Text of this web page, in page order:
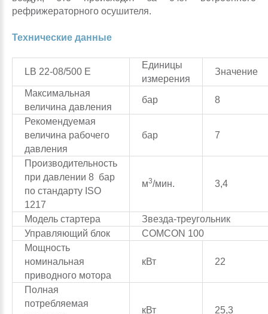
рефрижераторного осушителя.
Технические данные
LB 22-08/500 Е
Единицы
измерения
Значение
Максимальная
величина давления
бар 8
Рекомендуемая
величина рабочего
давления
бар 7
Производительность
при давлении 8 бар
по стандарту ISO
1217
м3/мин. 3,4
Модель стартера
Звезда-треугольник
Управляющий блок
COMCON 100
Мощность
номинальная
приводного мотора
кВт 22
Полная
потребляемая
кВт 25,3